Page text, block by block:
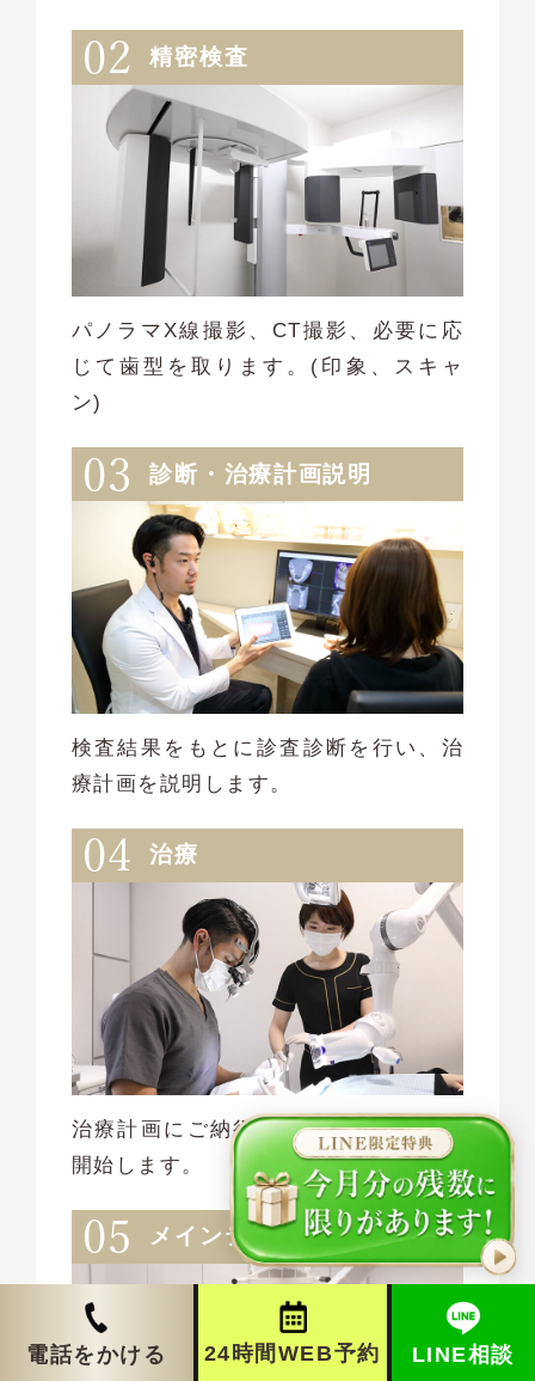
精密検査
パノラマX線撮影、CT撮影、必要に応
じて歯型を取ります。(印象、スキャ
ン)
診断・治療計画説明
検査結果をもとに診査診断を行い、治
療計画を説明します。
治療
治療計画にご納得頂き、契約後治療を
開始します。
メインテナンス
電話をかける 24時間WEB予約 LINE相談